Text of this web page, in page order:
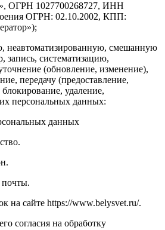
ОГРН 1027700268727, ИНН
ОГРН: 02.10.2002, КПП:
неавтоматизированную, смешанную
запись, систематизацию,
(обновление, изменение),
передачу (предоставление,
удаление,
персональных данных:
данных
почты.
на сайте https://www.belysvet.ru/.
согласия на обработку